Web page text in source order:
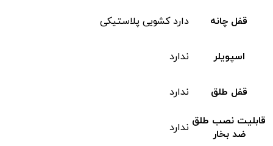
قفل چانه دارد کشویی پلاستیکی
اسپویلر ندارد
قفل طلق ندارد
قابلیت نصب طلق
ضد بخار
ندارد